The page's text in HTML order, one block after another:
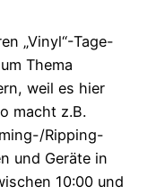
„Vinyl“-Tage-
Thema
weil es hier
macht z.B.
Ripping-
und Geräte in
10:00 und